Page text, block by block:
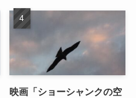
映画「ショーシャンクの空